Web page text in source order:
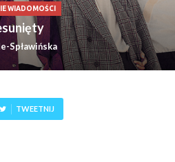
WIADOMOŚCI
Spławińska
TWEETNIJ